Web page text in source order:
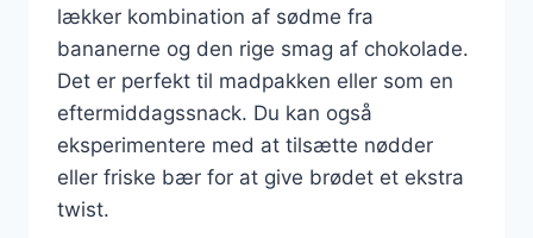
lækker kombination af sødme fra
bananerne og den rige smag af chokolade.
Det er perfekt til madpakken eller som en
eftermiddagssnack. Du kan også
eksperimentere med at tilsætte nødder
eller friske bær for at give brødet et ekstra
twist.